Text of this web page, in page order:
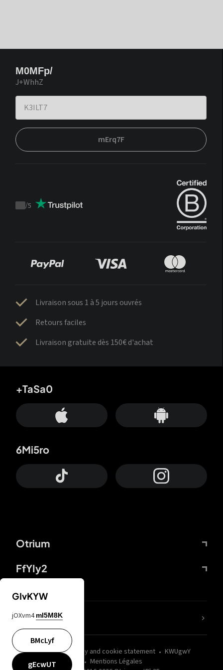
M0MFp/
J+WhhZ
mErq7F
Trustpilot
/5
Livraison sous 1 à 5 jours ouvrés
Retours faciles
Livraison gratuite dès 150€ d'achat
Otrium
FfYIy2
+TaSa0
6Mi5ro
wZQPfd Privacy and cookie statement
KWUgwY
Mentions Légales
nLC6tu
GIvKYW
jOXvm4 mI5M8K
BMcLyf
gEcwUT